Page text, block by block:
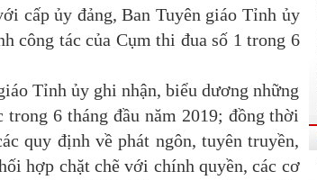
cấp ủy đảng, Ban Tuyên giáo Tỉnh ủy
công tác của Cụm thi đua số 1 trong 6
Tỉnh ủy ghi nhận, biểu dương những
6 tháng đầu năm 2019; đồng thời
quy định về phát ngôn, tuyên truyền,
hợp chặt chẽ với chính quyền, các cơ